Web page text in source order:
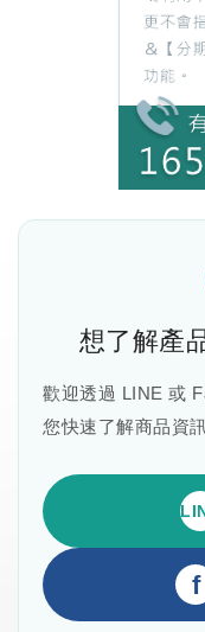
想了解產
歡迎透過 LINE 或
您快速了解商品資
f